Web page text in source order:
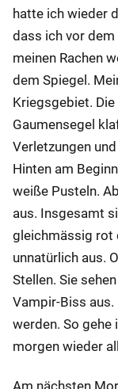
hatte ich wieder
dass ich vor dem
meinen Rachen
dem Spiegel.
Kriegsgebiet.
Gaumensegel
Verletzungen
Hinten am
weiße Pusteln.
aus. Insgesamt
gleichmässig rot
unnatürlich aus.
Stellen. Sie
Vampir-Biss
werden. So gehe
morgen wieder
Am nächsten